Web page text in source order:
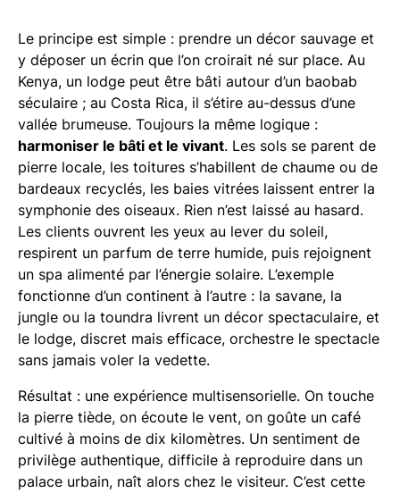
Le principe est simple : prendre un décor sauvage et
y déposer un écrin que l’on croirait né sur place. Au
Kenya, un lodge peut être bâti autour d’un baobab
séculaire ; au Costa Rica, il s’étire au-dessus d’une
vallée brumeuse. Toujours la même logique :
harmoniser le bâti et le vivant. Les sols se parent de
pierre locale, les toitures s’habillent de chaume ou de
bardeaux recyclés, les baies vitrées laissent entrer la
symphonie des oiseaux. Rien n’est laissé au hasard.
Les clients ouvrent les yeux au lever du soleil,
respirent un parfum de terre humide, puis rejoignent
un spa alimenté par l’énergie solaire. L’exemple
fonctionne d’un continent à l’autre : la savane, la
jungle ou la toundra livrent un décor spectaculaire, et
le lodge, discret mais efficace, orchestre le spectacle
sans jamais voler la vedette.
Résultat : une expérience multisensorielle. On touche
la pierre tiède, on écoute le vent, on goûte un café
cultivé à moins de dix kilomètres. Un sentiment de
privilège authentique, difficile à reproduire dans un
palace urbain, naît alors chez le visiteur. C’est cette